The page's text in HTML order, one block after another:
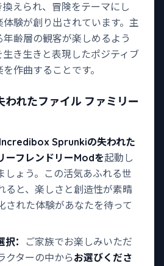
えられ、冒険をテーマにし
験が創り出されています。主
齢層の観客が楽しめるよう
き生きと表現したポジティブ
作曲することです。
れたファイル ファミリー
Sprunkiの失われた
ーフレンドリーModを起動し
しょう。この活気あふれる世
ると、楽しさと創造性が素晴
された体験があなたを待って
：
ご家族でお楽しみいただ
クターの中からお選びくださ